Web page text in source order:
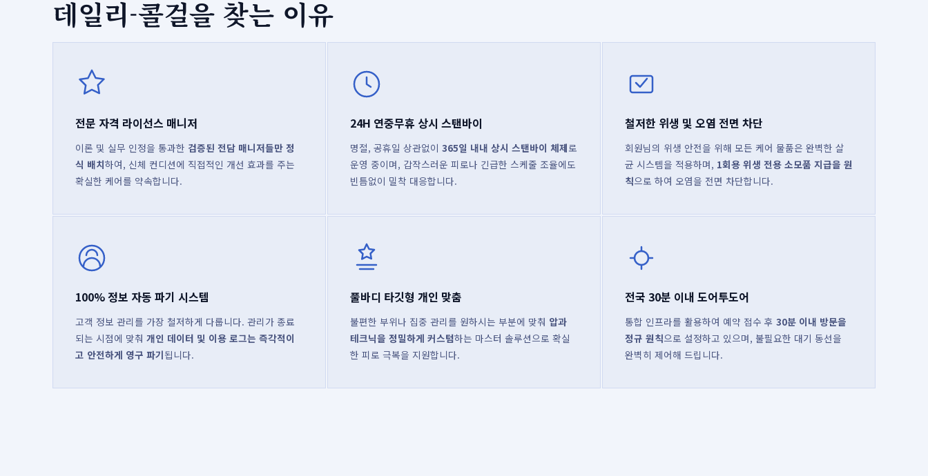
데일리-콜걸을 찾는 이유
전문 자격 라이선스 매니저
이론 및 실무 인정을 통과한 검증된 전담 매니저들만 정
식 배치하여, 신체 컨디션에 직접적인 개선 효과를 주는
확실한 케어를 약속합니다.
24H 연중무휴 상시 스탠바이
명절, 공휴일 상관없이 365일 내내 상시 스탠바이 체제로
운영 중이며, 갑작스러운 피로나 긴급한 스케줄 조율에도
빈틈없이 밀착 대응합니다.
철저한 위생 및 오염 전면 차단
회원님의 위생 안전을 위해 모든 케어 물품은 완벽한 살
균 시스템을 적용하며, 1회용 위생 전용 소모품 지급을 원
칙으로 하여 오염을 전면 차단합니다.
100% 정보 자동 파기 시스템
고객 정보 관리를 가장 철저하게 다룹니다. 관리가 종료
되는 시점에 맞춰 개인 데이터 및 이용 로그는 즉각적이
고 안전하게 영구 파기됩니다.
풀바디 타깃형 개인 맞춤
불편한 부위나 집중 관리를 원하시는 부분에 맞춰 압과
테크닉을 정밀하게 커스텀하는 마스터 솔루션으로 확실
한 피로 극복을 지원합니다.
전국 30분 이내 도어투도어
통합 인프라를 활용하여 예약 접수 후 30분 이내 방문을
정규 원칙으로 설정하고 있으며, 불필요한 대기 동선을
완벽히 제어해 드립니다.